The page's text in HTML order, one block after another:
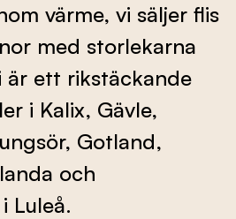
värme, vi säljer flis
med storlekarna
är ett rikstäckande
i Kalix, Gävle,
Gotland,
och
Luleå.